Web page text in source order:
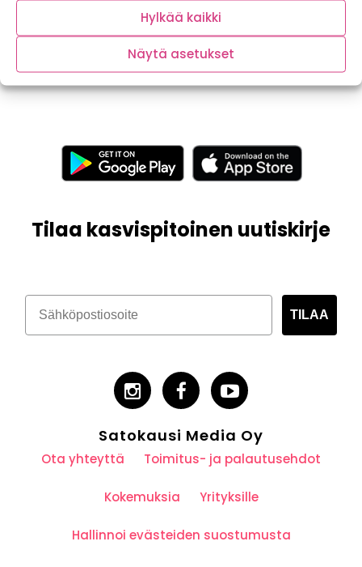
Hylkää kaikki
Näytä asetukset
Kaupallinen yhteistyö MTK / Voimaa Kasviksista Kotimaisten
kasvisten sesonki on parhaimmillaan elo-lokakuussa.
Esimerkiksi...
Tilaa kasvispitoinen uutiskirje
TILAA
Satokausi Media Oy
Ota yhteyttä Toimitus- ja palautusehdot
Kokemuksia Yrityksille
Hallinnoi evästeiden suostumusta